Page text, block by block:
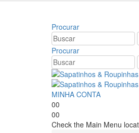
Procurar
Procurar
MINHA CONTA
00
00
Check the Main Menu